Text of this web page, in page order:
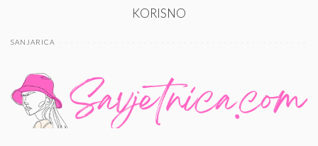
KORISNO
SANJARICA